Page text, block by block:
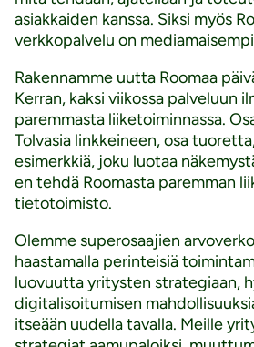
asiakkaiden kanssa. Siksi myös
verkkopalvelu on
Rakennamme uutta Roomaa
Kerran, kaksi viikossa palveluun
paremmasta liiketoiminnassa.
Tolvasia linkkeineen, osa
esimerkkiä, joku luotaa
en tehdä Roomasta paremman
tietotoimisto.
Olemme superosaajien
haastamalla perinteisiä
luovuutta yritysten strategiaan,
digitalisoitumisen
itseään uudella tavalla. Meille